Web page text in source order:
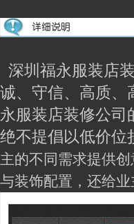
深圳福永服装店
诚、守信、高质、
永服装店装修公司
绝不提倡以低价位
主的不同需求提供
与装饰配置，还给